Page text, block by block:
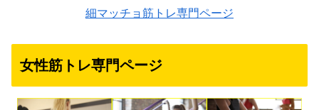
細マッチョ筋トレ専門ページ
女性筋トレ専門ページ